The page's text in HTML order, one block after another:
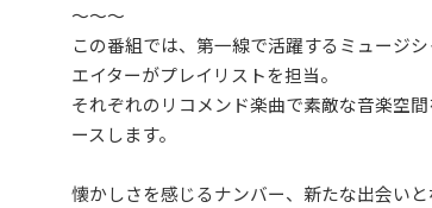
～～～
この番組では、第一線で活躍するミュージシ
エイターがプレイリストを担当。
それぞれのリコメンド楽曲で素敵な音楽空
ースします。
懐かしさを感じるナンバー、新たな出会い